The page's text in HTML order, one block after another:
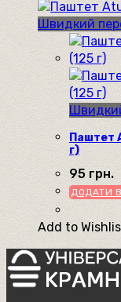
Швидкий
Паштет
г)
95 грн.
ДОДАТИ
Add to